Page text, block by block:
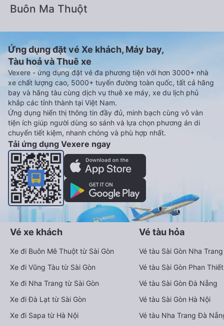
Buôn Ma Thuột
Ứng dụng đặt vé Xe khách, Máy bay,
Tàu hoả và Thuê xe
Vexere - ứng dụng đặt vé đa phương tiện với hơn 3000+ nhà
xe chất lượng cao, 5000+ tuyến đường toàn quốc, tất cả hãng
bay và hãng tàu cùng dịch vụ thuê xe máy, xe du lịch phủ
khắp các tỉnh thành tại Việt Nam.
Ứng dụng hiển thị thông tin đầy đủ, minh bạch cùng vô vàn
tiện ích giúp người dùng so sánh và lựa chọn phương án di
chuyển tiết kiệm, nhanh chóng và phù hợp nhất.
Tải ứng dụng Vexere ngay
Vé xe khách
Xe đi Buôn Mê Thuột từ Sài Gòn
Xe đi Vũng Tàu từ Sài Gòn
Xe đi Nha Trang từ Sài Gòn
Xe đi Đà Lạt từ Sài Gòn
Xe đi Sapa từ Hà Nội
Vé tàu hỏa
Vé tàu Sài Gòn Nha Trang
Vé tàu Sài Gòn Phan Thiết
Vé tàu Sài Gòn Đà Nẵng
Vé tàu Sài Gòn Hà Nội
Vé tàu Nha Trang Đà